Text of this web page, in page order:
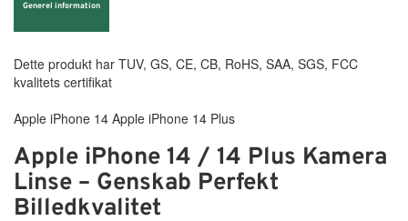
Generel information
Dette produkt har TUV, GS, CE, CB, RoHS, SAA, SGS, FCC
kvalitets certifikat
Apple iPhone 14 Apple iPhone 14 Plus
Apple iPhone 14 / 14 Plus Kamera
Linse – Genskab Perfekt
Billedkvalitet